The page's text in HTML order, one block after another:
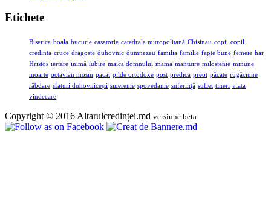
Etichete
Biserica boala bucurie casatorie catedrala mitropolitană Chisinau copii copil
credinta cruce dragoste duhovnic dumnezeu familia familie fapte bune femeie har
Hristos iertare inimă iubire maica domnului mama mantuire milostenie minune
moarte octavian mosin pacat pilde ortodoxe post predica preot păcate rugăciune
răbdare sfaturi duhovnicești smerenie spovedanie suferinţă suflet tineri viata
vindecare
Copyright © 2016 Altarulcredinței.md versiune beta